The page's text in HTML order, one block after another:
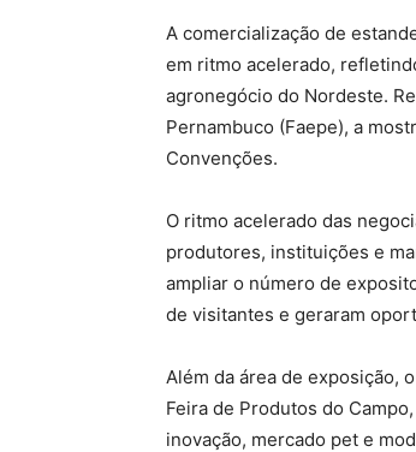
A comercialização de
em ritmo acelerado,
agronegócio do Nordeste.
Pernambuco (Faepe), a
Convenções.
O ritmo acelerado das
produtores, instituições e
ampliar o número de
de visitantes e geraram
Além da área de exposição,
Feira de Produtos do
inovação, mercado pet e